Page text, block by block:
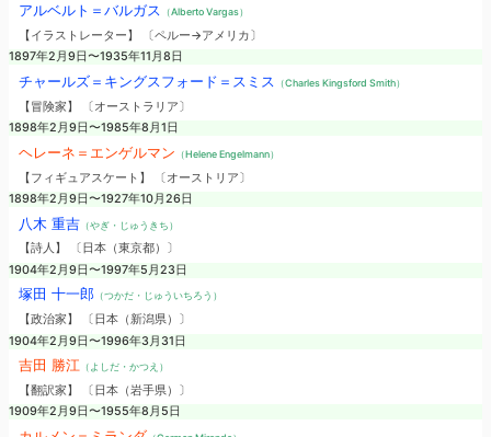
アルベルト＝バルガス （Alberto Vargas）
【イラストレーター】 〔ペルー→アメリカ〕
1897年2月9日〜1935年11月8日
チャールズ＝キングスフォード＝スミス （Charles Kingsford Smith）
【冒険家】 〔オーストラリア〕
1898年2月9日〜1985年8月1日
ヘレーネ＝エンゲルマン （Helene Engelmann）
【フィギュアスケート】 〔オーストリア〕
1898年2月9日〜1927年10月26日
八木 重吉（やぎ・じゅうきち）
【詩人】 〔日本（東京都）〕
1904年2月9日〜1997年5月23日
塚田 十一郎（つかだ・じゅういちろう）
【政治家】 〔日本（新潟県）〕
1904年2月9日〜1996年3月31日
吉田 勝江（よしだ・かつえ）
【翻訳家】 〔日本（岩手県）〕
1909年2月9日〜1955年8月5日